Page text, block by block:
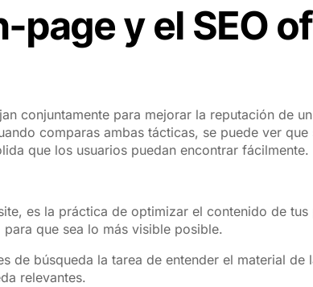
page y el SEO
conjuntamente para mejorar la reputación de
comparas ambas tácticas, se puede ver que
que los usuarios puedan encontrar fácilmente.
es la práctica de optimizar el contenido de tus
que sea lo más visible posible.
de búsqueda la tarea de entender el material de
relevantes.